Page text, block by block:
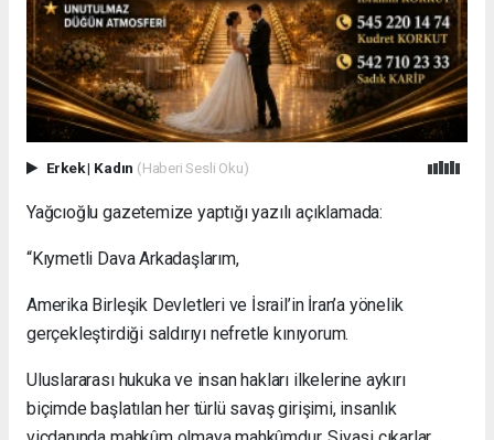
Erkek| Kadın (Haberi Sesli Oku)
Yağcıoğlu gazetemize yaptığı yazılı açıklamada:
“Kıymetli Dava Arkadaşlarım,
Amerika Birleşik Devletleri ve İsrail’in İran’a yönelik
gerçekleştirdiği saldırıyı nefretle kınıyorum.
Uluslararası hukuka ve insan hakları ilkelerine aykırı
biçimde başlatılan her türlü savaş girişimi, insanlık